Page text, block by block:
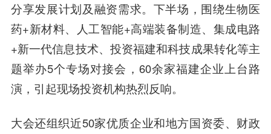
分享发展计划及融资需求。下半场，围绕生物医
药+新材料、人工智能+高端装备制造、集成电路
+新一代信息技术、投资福建和科技成果转化等主
题举办5个专场对接会，60余家福建企业上台路
演，引起现场投资机构热烈反响。
大会还组织近50家优质企业和地方国资委、财政